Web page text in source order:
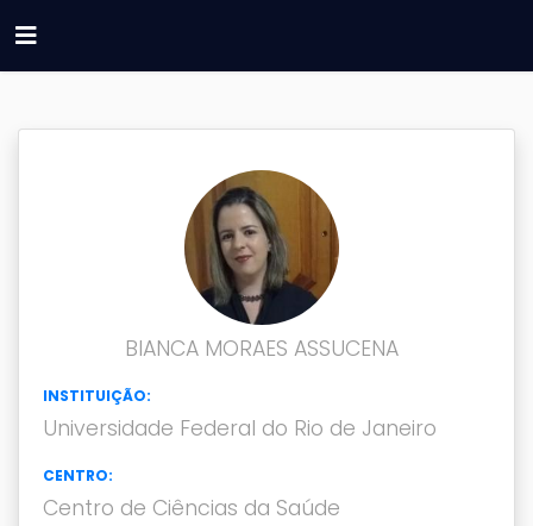
BIANCA MORAES ASSUCENA
INSTITUIÇÃO:
Universidade Federal do Rio de Janeiro
CENTRO:
Centro de Ciências da Saúde